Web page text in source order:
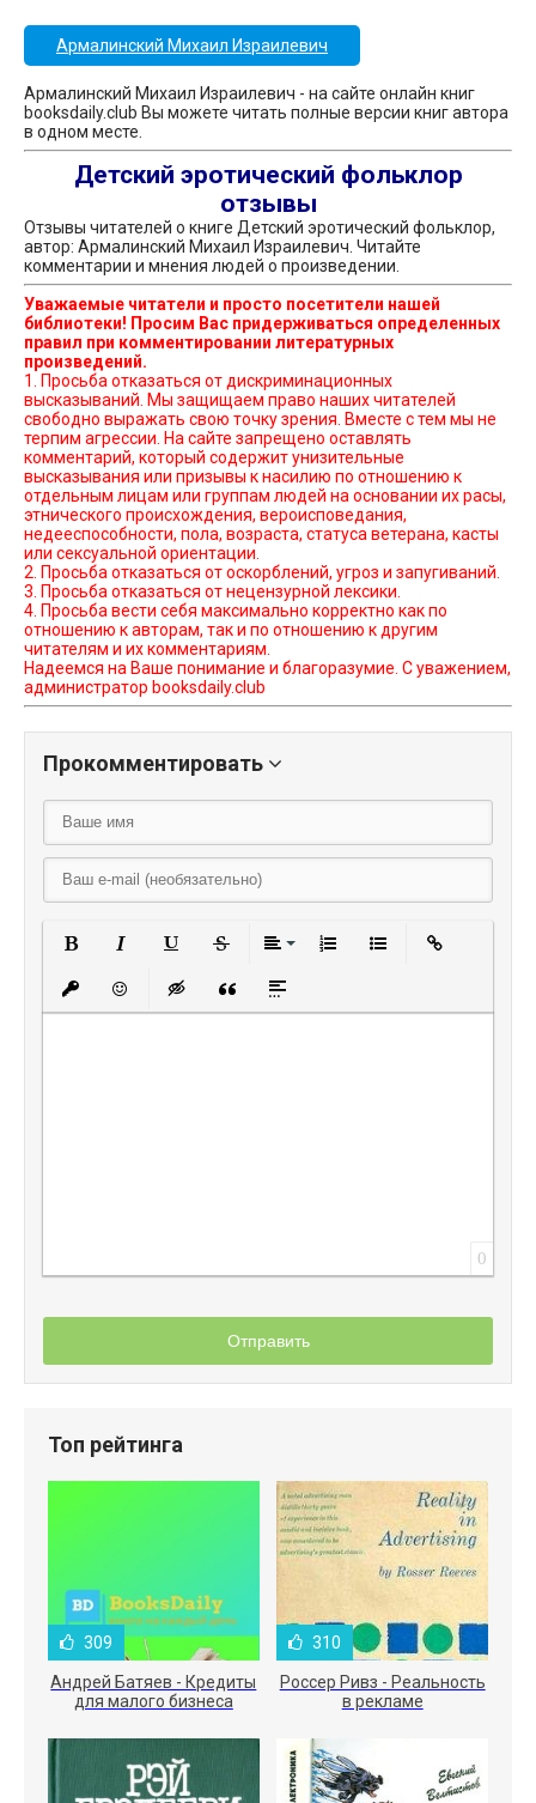
Армалинский Михаил Израилевич
Армалинский Михаил Израилевич - на сайте онлайн книг
booksdaily.club Вы можете читать полные версии книг автора
в одном месте.
Детский эротический фольклор
отзывы
Отзывы читателей о книге Детский эротический фольклор,
автор: Армалинский Михаил Израилевич. Читайте
комментарии и мнения людей о произведении.
Уважаемые читатели и просто посетители нашей
библиотеки! Просим Вас придерживаться определенных
правил при комментировании литературных
произведений.
1. Просьба отказаться от дискриминационных
высказываний. Мы защищаем право наших читателей
свободно выражать свою точку зрения. Вместе с тем мы не
терпим агрессии. На сайте запрещено оставлять
комментарий, который содержит унизительные
высказывания или призывы к насилию по отношению к
отдельным лицам или группам людей на основании их расы,
этнического происхождения, вероисповедания,
недееспособности, пола, возраста, статуса ветерана, касты
или сексуальной ориентации.
2. Просьба отказаться от оскорблений, угроз и запугиваний.
3. Просьба отказаться от нецензурной лексики.
4. Просьба вести себя максимально корректно как по
отношению к авторам, так и по отношению к другим
читателям и их комментариям.
Надеемся на Ваше понимание и благоразумие. С уважением,
администратор booksdaily.club
Прокомментировать
Вставить защищенную ссылку
Вставить смайлик
Вставка скрытого текста
Вставка цитаты
Вставка спойлера
0
Отправить
Топ рейтинга
309
Андрей Батяев - Кредиты
для малого бизнеса
310
Россер Ривз - Реальность
в рекламе